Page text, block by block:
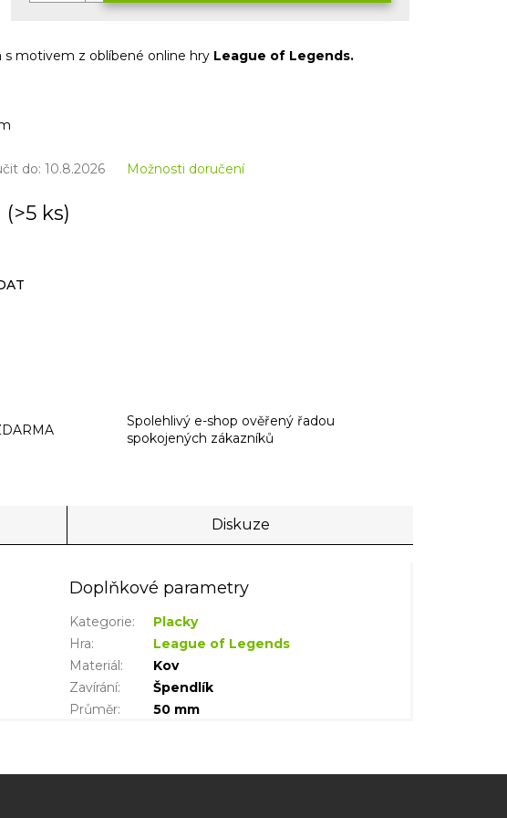
(>5 ks)
do: 10.8.2026 Možnosti doručení
s motivem z oblíbené online hry League of Legends.
Spolehlivý e-shop ověřený řadou
spokojených zákazníků
Diskuze
Doplňkové parametry
Kategorie:
Placky
Hra:
League of Legends
Materiál:
Kov
Zavírání:
Špendlík
Průměr: 50 mm